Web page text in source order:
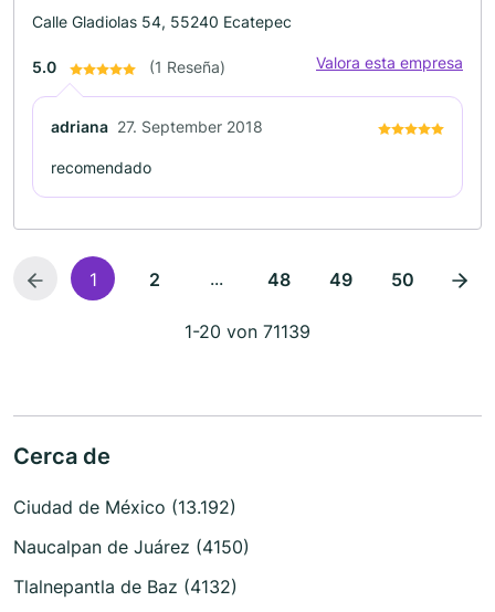
Calle Gladiolas 54, 55240 Ecatepec
5.0 (1 Reseña) Valora esta empresa
adriana 27. September 2018
recomendado
1 2 ... 48 49 50
1-20 von 71139
Cerca de
Ciudad de México (13.192)
Naucalpan de Juárez (4150)
Tlalnepantla de Baz (4132)